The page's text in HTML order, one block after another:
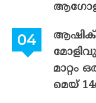
ആഗോള
ആഷിക്
മാറ്റം
മെയ്